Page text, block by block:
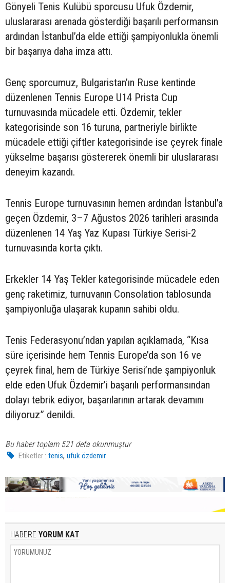
Gönyeli Tenis Kulübü sporcusu Ufuk Özdemir,
uluslararası arenada gösterdiği başarılı performansın
ardından İstanbul’da elde ettiği şampiyonlukla önemli
bir başarıya daha imza attı.
Genç sporcumuz, Bulgaristan’ın Ruse kentinde
düzenlenen Tennis Europe U14 Prista Cup
turnuvasında mücadele etti. Özdemir, tekler
kategorisinde son 16 turuna, partneriyle birlikte
mücadele ettiği çiftler kategorisinde ise çeyrek finale
yükselme başarısı göstererek önemli bir uluslararası
deneyim kazandı.
Tennis Europe turnuvasının hemen ardından İstanbul’a
geçen Özdemir, 3–7 Ağustos 2026 tarihleri arasında
düzenlenen 14 Yaş Yaz Kupası Türkiye Serisi-2
turnuvasında korta çıktı.
Erkekler 14 Yaş Tekler kategorisinde mücadele eden
genç raketimiz, turnuvanın Consolation tablosunda
şampiyonluğa ulaşarak kupanın sahibi oldu.
Tenis Federasyonu’ndan yapılan açıklamada, “Kısa
süre içerisinde hem Tennis Europe’da son 16 ve
çeyrek final, hem de Türkiye Serisi’nde şampiyonluk
elde eden Ufuk Özdemir’i başarılı performansından
dolayı tebrik ediyor, başarılarının artarak devamını
diliyoruz” denildi.
Bu haber toplam 521 defa okunmuştur
Etiketler : tenis,ufuk özdemir
HABERE YORUM KAT